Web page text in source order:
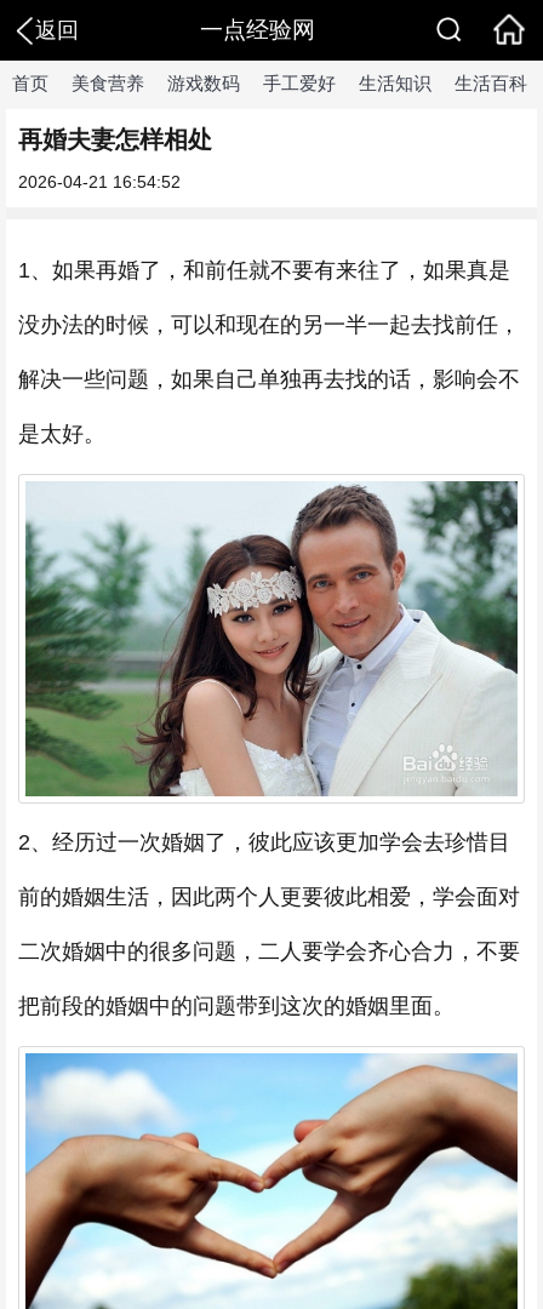
返回 一点经验网
首页 美食营养 游戏数码 手工爱好 生活知识 生活百科
再婚夫妻怎样相处
2026-04-21 16:54:52
1、如果再婚了，和前任就不要有来往了，如果真是
没办法的时候，可以和现在的另一半一起去找前任，
解决一些问题，如果自己单独再去找的话，影响会不
是太好。
2、经历过一次婚姻了，彼此应该更加学会去珍惜目
前的婚姻生活，因此两个人更要彼此相爱，学会面对
二次婚姻中的很多问题，二人要学会齐心合力，不要
把前段的婚姻中的问题带到这次的婚姻里面。